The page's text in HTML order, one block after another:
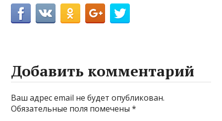
Добавить комментарий
Ваш адрес email не будет опубликован.
Обязательные поля помечены*